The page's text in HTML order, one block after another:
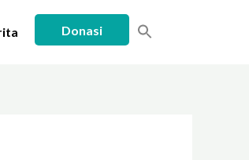
Donasi